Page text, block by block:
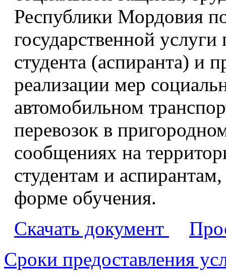
Республики Мордовия
государственной
студента (аспиранта) и
реализации мер
автомобильном
перевозок в
сообщениях на
студентам и
форме обучения.
Скачать документ
Сроки предоставления